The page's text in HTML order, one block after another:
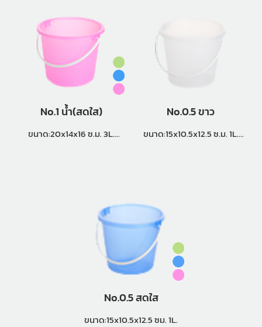
No.1 น้ำ(สดใส)
ขนาด:20x14x16 ซ.ม. 3L.
No.0.5 ขาว
ขนาด:15x10.5x12.5 ซ.ม. 1L.
No.0.5 สดใส
ขนาด:15x10.5x12.5 ซม. 1L.